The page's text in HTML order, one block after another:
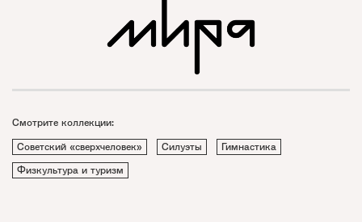
Смотрите коллекции:
Советский «сверхчеловек»
Силуэты
Гимнастика
Физкультура и туризм